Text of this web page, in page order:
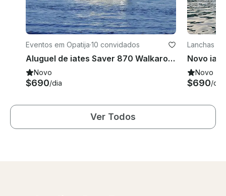
Eventos em Opatija·10 convidados
Aluguel de iates Saver 870 Walkaround em Opatija, Croácia
Novo
$690/dia
Lanchas
Novo
$690/dia
Ver Todos